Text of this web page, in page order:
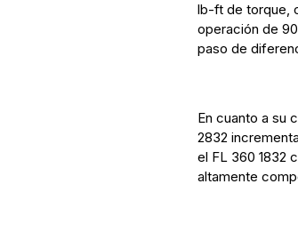
lb-ft de torque,
operación de
paso de
En cuanto a su
2832
el FL 360 1832
altamente